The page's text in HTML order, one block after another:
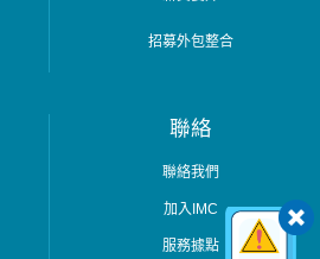
招募外包整合
聯絡
聯絡我們
加入IMC
服務據點